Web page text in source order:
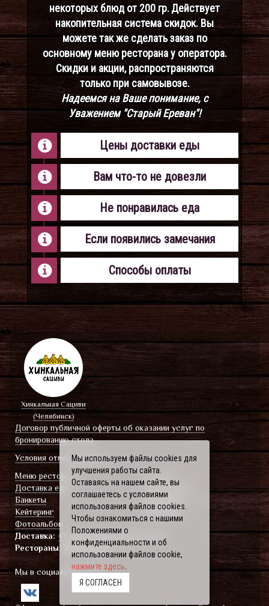
Мы используем файлы cookies для
улучшения работы сайта.
Оставаясь на нашем сайте, вы
соглашаетесь с условиями
использования файлов cookies.
Чтобы ознакомиться с нашими
Положениями о
конфиденциальности и об
использовании файлов cookie,
нажмите здесь
Я СОГЛАСЕН
некоторых блюд от 200 гр.Действует
накопительная система скидок. Вы
можете так же сделать заказ по
основному меню ресторана у оператора.
Скидки и акции, распространяются
только при самовывозе.
Надеемся на Ваше понимание, с
Уважением "Старый Ереван"!
Цены доставки еды
Вам что-то не довезли
Не понравилась еда
Если появились замечания
Способы оплаты
Хинкальная Сациви
(Челябинск)
Договор публичной оферты об оказании услуг по
бронированию стола
Условия отмены Банкета
Меню ресторана
Доставка еды
Банкеты
Кейтеринг
Фотоальбом
Отзывы
О ресторанe
Вакансии
Контакты
Доставка: +7 (351) 238-80-80
Рестораны:
238-80-80
Мы в социальных сетях